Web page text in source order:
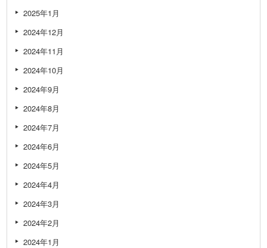
2025年1月
2024年12月
2024年11月
2024年10月
2024年9月
2024年8月
2024年7月
2024年6月
2024年5月
2024年4月
2024年3月
2024年2月
2024年1月